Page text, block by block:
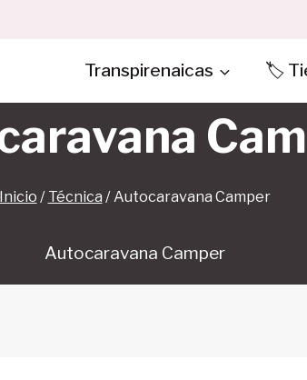
Transpirenaicas 🏷️
Inicio / Técnica /Autocaravana Camper
Autocaravana Camper